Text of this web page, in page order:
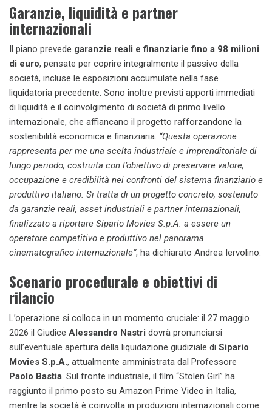
Garanzie, liquidità e partner
internazionali
Il piano prevede garanzie reali e finanziarie fino a 98 milioni
di euro, pensate per coprire integralmente il passivo della
società, incluse le esposizioni accumulate nella fase
liquidatoria precedente. Sono inoltre previsti apporti immediati
di liquidità e il coinvolgimento di società di primo livello
internazionale, che affiancano il progetto rafforzandone la
sostenibilità economica e finanziaria. “Questa operazione
rappresenta per me una scelta industriale e imprenditoriale di
lungo periodo, costruita con l’obiettivo di preservare valore,
occupazione e credibilità nei confronti del sistema finanziario e
produttivo italiano. Si tratta di un progetto concreto, sostenuto
da garanzie reali, asset industriali e partner internazionali,
finalizzato a riportare Sipario Movies S.p.A. a essere un
operatore competitivo e produttivo nel panorama
cinematografico internazionale”, ha dichiarato Andrea Iervolino.
Scenario procedurale e obiettivi di
rilancio
L’operazione si colloca in un momento cruciale: il 27 maggio
2026 il Giudice Alessandro Nastri dovrà pronunciarsi
sull’eventuale apertura della liquidazione giudiziale di Sipario
Movies S.p.A., attualmente amministrata dal Professore
Paolo Bastia. Sul fronte industriale, il film “Stolen Girl” ha
raggiunto il primo posto su Amazon Prime Video in Italia,
mentre la società è coinvolta in produzioni internazionali come